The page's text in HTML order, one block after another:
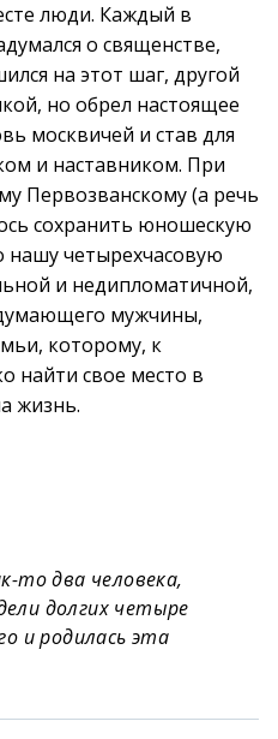
люди. Каждый в
о священстве,
на этот шаг, другой
но обрел настоящее
москвичей и став для
и наставником. При
Первозванскому (а речь
сохранить юношескую
нашу четырехчасовую
и недипломатичной,
мужчины,
которому, к
найти свое место в
жизнь.
то два человека,
долгих четыре
и родилась эта